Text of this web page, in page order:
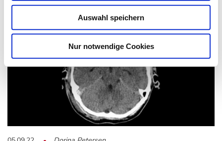
Auswahl speichern
Nur notwendige Cookies